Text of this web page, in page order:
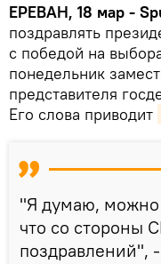
ЕРЕВАН, 18 мар -
поздравлять
с победой на
понедельник
представителя
Его слова приводит
"Я думаю, можно
что со стороны
поздравлений",